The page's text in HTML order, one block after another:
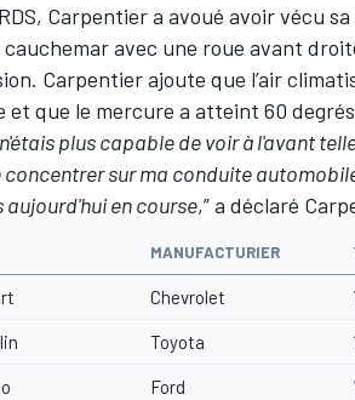
Carpentier a avoué avoir vécu
avec une roue avant
Carpentier ajoute que l’air
que le mercure a atteint 60 degrés
plus capable de voir à l'avant
sur ma conduite
en course,” a déclaré
MANUFACTURIER
Chevrolet
Toyota
Ford